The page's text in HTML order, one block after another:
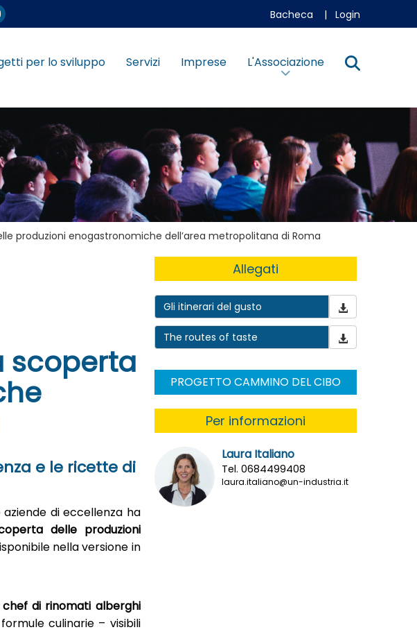
Bacheca | Login
per lo sviluppo Servizi Imprese L'Associazione
produzioni enogastronomiche dell’area metropolitana di Roma
scoperta
e le ricette di
di eccellenza ha
delle produzioni
nella versione in
di rinomati alberghi
culinarie – visibili
Allegati
Gli itinerari del gusto
The routes of taste
PROGETTO CAMMINO DEL CIBO
Per informazioni
Laura Italiano
Tel. 0684499408
laura.italiano@un-industria.it